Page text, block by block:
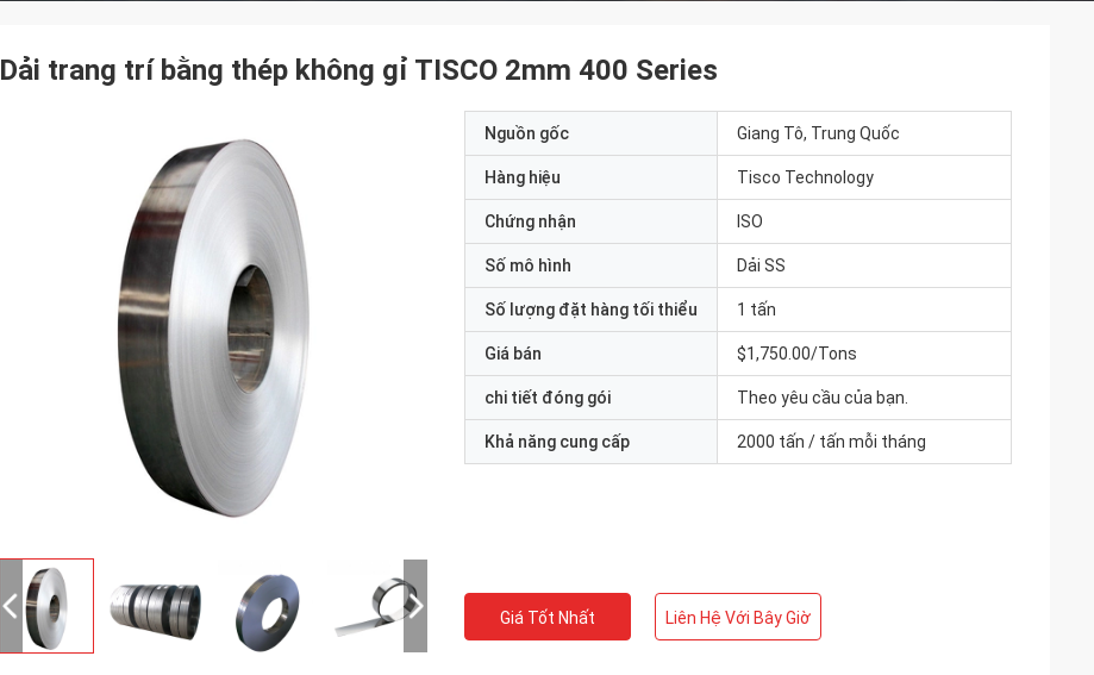
Dải trang trí bằng thép không gỉ TISCO 2mm 400 Series
Nguồn gốc Giang Tô, Trung Quốc
Hàng hiệu Tisco Technology
Chứng nhận ISO
Số mô hình Dải SS
Số lượng đặt hàng tối thiểu 1 tấn
Giá bán $1,750.00/Tons
chi tiết đóng gói Theo yêu cầu của bạn.
Khả năng cung cấp 2000 tấn / tấn mỗi tháng
Giá Tốt Nhất Liên Hệ Với Bây Giờ